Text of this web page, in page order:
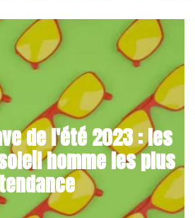
de l'été 2023 : les
homme les plus